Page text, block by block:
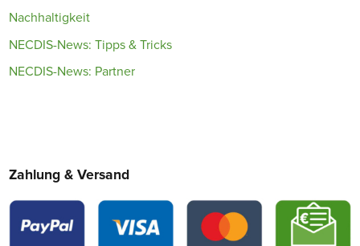
Nachhaltigkeit
NECDIS-News: Tipps & Tricks
NECDIS-News: Partner
Zahlung & Versand